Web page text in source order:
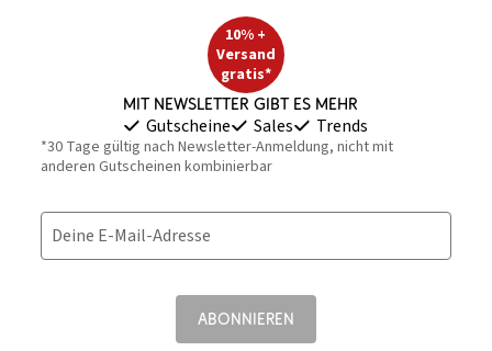
10% +
Versand
gratis*
Mit Newsletter gibt es mehr
Gutscheine Sales Trends
*30 Tage gültig nach Newsletter-Anmeldung, nicht mit
anderen Gutscheinen kombinierbar
Deine E-Mail-Adresse
ABONNIEREN